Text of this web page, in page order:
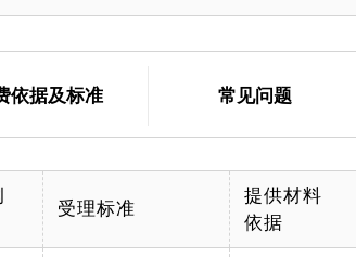
依据及标准 常见问题
受理标准
提供材料
依据